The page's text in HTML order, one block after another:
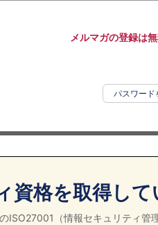
メルマガの登録は
パスワード
資格を取得して
ISO27001（情報セキュリティ管